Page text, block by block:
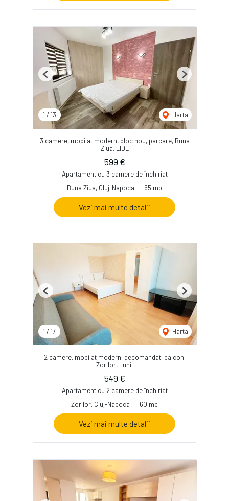
1 / 13 Harta
Previous Next
3 camere, mobilat modern, bloc nou, parcare, Buna
Ziua, LIDL
599 €
Apartament cu 3 camere de închiriat
Buna Ziua, Cluj-Napoca
65 mp
Vezi mai multe detalii
1 / 17 Harta
Previous Next
2 camere, mobilat modern, decomandat, balcon,
Zorilor, Lunii
549 €
Apartament cu 2 camere de închiriat
Zorilor, Cluj-Napoca
60 mp
Vezi mai multe detalii